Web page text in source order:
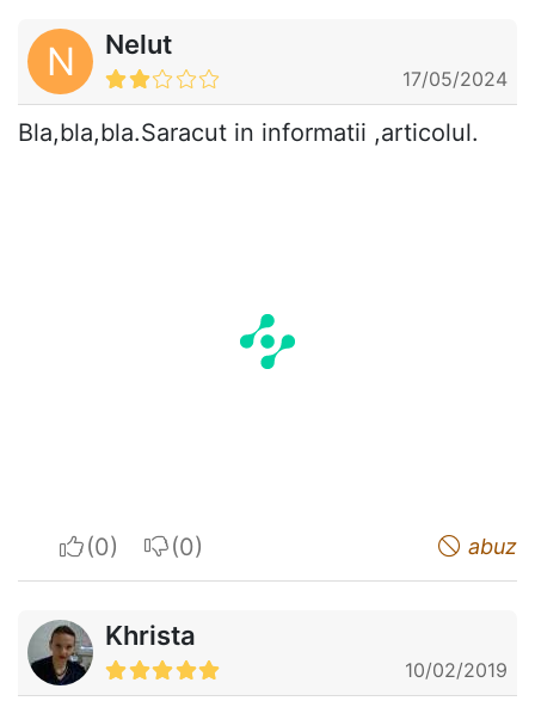
N Nelut
17/05/2024
Bla,bla,bla.Saracut in informatii ,articolul.
I apreciateI do not appreciate abuz
Khrista
10/02/2019